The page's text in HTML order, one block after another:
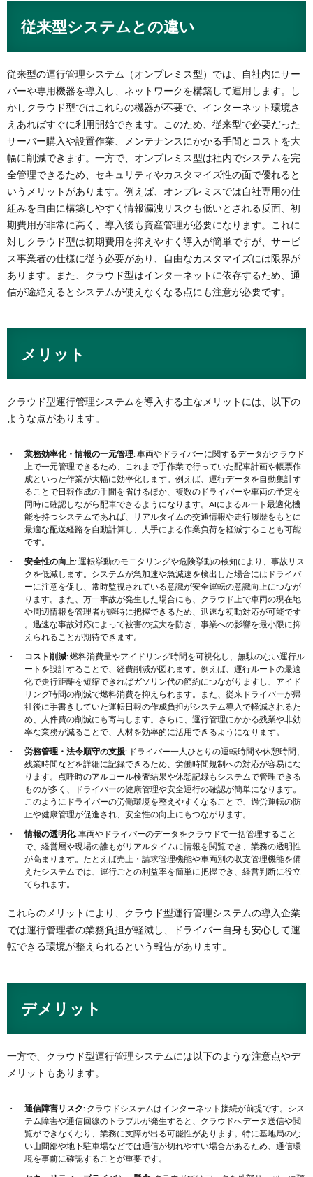
従来型システムとの違い
従来型の運行管理システム（オンプレミス型）では、自社内にサー
バーや専用機器を導入し、ネットワークを構築して運用します。し
かしクラウド型ではこれらの機器が不要で、インターネット環境さ
えあればすぐに利用開始できます​。このため、従来型で必要だった
サーバー購入や設置作業、メンテナンスにかかる手間とコストを大
幅に削減できます​。一方で、オンプレミス型は社内でシステムを完
全管理できるため、セキュリティやカスタマイズ性の面で優れると
いうメリットがあります​​。例えば、オンプレミスでは自社専用の仕
組みを自由に構築しやすく情報漏洩リスクも低いとされる反面、初
期費用が非常に高く、導入後も資産管理が必要になります​。これに
対しクラウド型は初期費用を抑えやすく導入が簡単ですが、サービ
ス事業者の仕様に従う必要があり、自由なカスタマイズには限界が
あります​​。また、クラウド型はインターネットに依存するため、通
信が途絶えるとシステムが使えなくなる点にも注意が必要です。
メリット
クラウド型運行管理システムを導入する主なメリットには、以下の
ような点があります。
業務効率化・情報の一元管理: 車両やドライバーに関するデータがクラウド
上で一元管理できるため、これまで手作業で行っていた配車計画や帳票作
成といった作業が大幅に効率化します​。例えば、運行データを自動集計す
ることで日報作成の手間を省けるほか、複数のドライバーや車両の予定を
同時に確認しながら配車できるようになります。AIによるルート最適化機
能を持つシステムであれば、リアルタイムの交通情報や走行履歴をもとに
最適な配送経路を自動計算し、人手による作業負荷を軽減することも可能
です​。
安全性の向上: 運転挙動のモニタリングや危険挙動の検知により、事故リス
クを低減します​。システムが急加速や急減速を検出した場合にはドライバ
ーに注意を促し、常時監視されている意識が安全運転の意識向上につなが
ります。また、万一事故が発生した場合にも、クラウド上で車両の現在地
や周辺情報を管理者が瞬時に把握できるため、迅速な初動対応が可能です​
。迅速な事故対応によって被害の拡大を防ぎ、事業への影響を最小限に抑
えられることが期待できます。
コスト削減: 燃料消費量やアイドリング時間を可視化し、無駄のない運行ル
ートを設計することで、経費削減が図れます​。例えば、運行ルートの最適
化で走行距離を短縮できればガソリン代の節約につながりますし、アイド
リング時間の削減で燃料消費を抑えられます。また、従来ドライバーが帰
社後に手書きしていた運転日報の作成負担がシステム導入で軽減されるた
め、人件費の削減にも寄与します​。さらに、運行管理にかかる残業や非効
率な業務が減ることで、人材を効率的に活用できるようになります。
労務管理・法令順守の支援: ドライバー一人ひとりの運転時間や休憩時間、
残業時間などを詳細に記録できるため、労働時間規制への対応が容易にな
ります​。点呼時のアルコール検査結果や休憩記録もシステムで管理できる
ものが多く、ドライバーの健康管理や安全運行の確認が簡単になります​。
このようにドライバーの労働環境を整えやすくなることで、過労運転の防
止や健康管理が促進され、安全性の向上にもつながります​。
情報の透明化: 車両やドライバーのデータをクラウドで一括管理すること
で、経営層や現場の誰もがリアルタイムに情報を閲覧でき、業務の透明性
が高まります。たとえば売上・請求管理機能や車両別の収支管理機能を備
えたシステムでは、運行ごとの利益率を簡単に把握でき、経営判断に役立
てられます。
これらのメリットにより、クラウド型運行管理システムの導入企業
では運行管理者の業務負担が軽減し、ドライバー自身も安心して運
転できる環境が整えられるという報告があります​。
デメリット
一方で、クラウド型運行管理システムには以下のような注意点やデ
メリットもあります。
通信障害リスク: クラウドシステムはインターネット接続が前提です。シス
テム障害や通信回線のトラブルが発生すると、クラウドへデータ送信や閲
覧ができなくなり、業務に支障が出る可能性があります。特に基地局のな
い山間部や地下駐車場などでは通信が切れやすい場合があるため、通信環
境を事前に確認することが重要です。